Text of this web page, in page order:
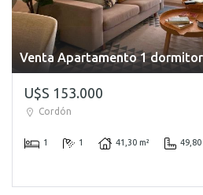
Venta Apartamento 1
U$S 153.000
Cordón
1 1 41,30 m² 49,80